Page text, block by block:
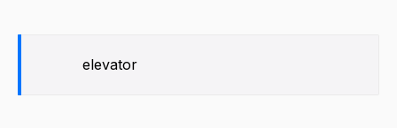
elevator